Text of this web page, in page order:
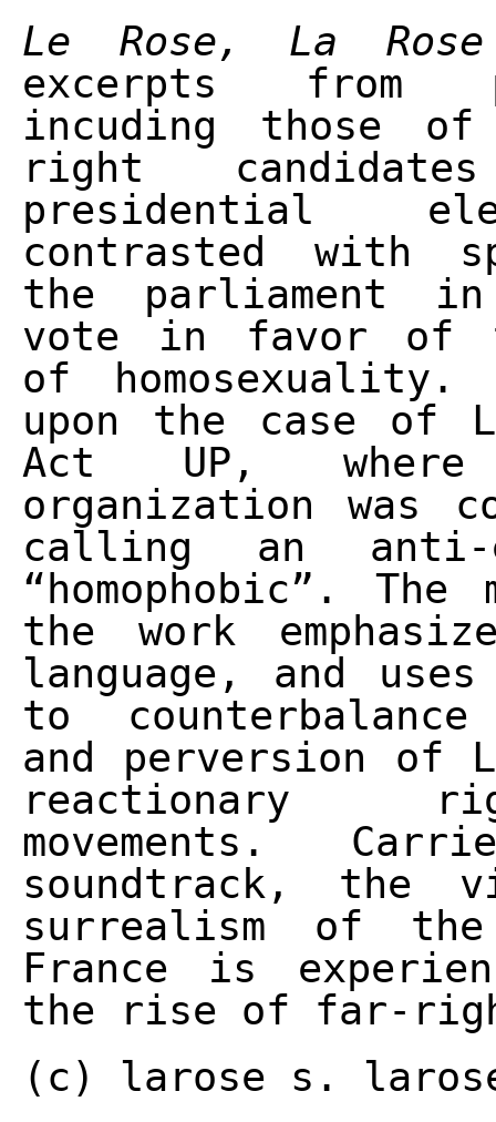
Le Rose, La Rose
excerpts from
incuding those
right
presidential
contrasted with
the parliament
vote in favor of
of
upon the case of
Act UP,
organization was
calling an anti-
“homophobic”.
the work
language, and
to
and perversion of
reactionary
movements.
soundtrack, the
surrealism of
France is
the rise of far-
(c) larose s.